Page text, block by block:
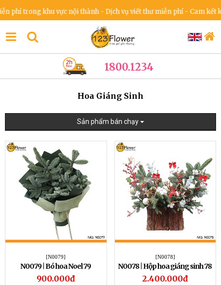
khu vực nội thành - Dịch vụ viết thư miễn phí - Cam kết không
1800.1234
Hoa Giáng Sinh
Sản phẩm bán chạy
[N0079]
N0079 | Bó hoa Noel 79
900.000đ
[N0078]
N0078 | Hộp hoa giáng sinh 78
2.400.000đ